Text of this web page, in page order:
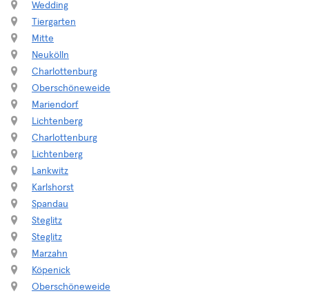
Wedding
Tiergarten
Mitte
Neukölln
Charlottenburg
Oberschöneweide
Mariendorf
Lichtenberg
Charlottenburg
Lichtenberg
Lankwitz
Karlshorst
Spandau
Steglitz
Steglitz
Marzahn
Köpenick
Oberschöneweide